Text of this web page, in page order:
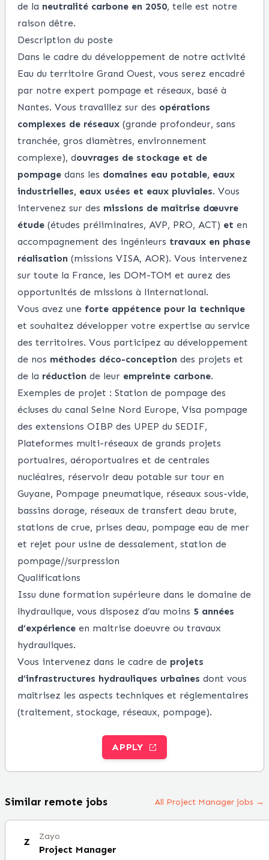
de la neutralité carbone en 2050, telle est notre
raison dêtre.
Description du poste
Dans le cadre du développement de notre activité
Eau du territoire Grand Ouest, vous serez encadré
par notre expert pompage et réseaux, basé à
Nantes. Vous travaillez sur des opérations
complexes de réseaux (grande profondeur, sans
tranchée, gros diamètres, environnement
complexe), douvrages de stockage et de
pompage dans les domaines eau potable, eaux
industrielles, eaux usées et eaux pluviales. Vous
intervenez sur des missions de maîtrise dœuvre
étude (études préliminaires, AVP, PRO, ACT) et en
accompagnement des ingénieurs travaux en phase
réalisation (missions VISA, AOR). Vous intervenez
sur toute la France, les DOM-TOM et aurez des
opportunités de missions à linternational.
Vous avez une forte appétence pour la technique
et souhaitez développer votre expertise au service
des territoires. Vous participez au développement
de nos méthodes déco-conception des projets et
de la réduction de leur empreinte carbone.
Exemples de projet : Station de pompage des
écluses du canal Seine Nord Europe, Visa pompage
des extensions OIBP des UPEP du SEDIF,
Plateformes multi-réseaux de grands projets
portuaires, aéroportuaires et de centrales
nucléaires, réservoir deau potable sur tour en
Guyane, Pompage pneumatique, réseaux sous-vide,
bassins dorage, réseaux de transfert deau brute,
stations de crue, prises deau, pompage eau de mer
et rejet pour usine de dessalement, station de
pompage//surpression
Qualifications
Issu dune formation supérieure dans le domaine de
lhydraulique, vous disposez d’au moins 5 années
d’expérience en maitrise doeuvre ou travaux
hydrauliques.
Vous intervenez dans le cadre de projets
d’infrastructures hydrauliques urbaines dont vous
maîtrisez les aspects techniques et réglementaires
(traitement, stockage, réseaux, pompage).
APPLY
Similar remote jobs All Project Manager jobs →
Z Zayo
Project Manager